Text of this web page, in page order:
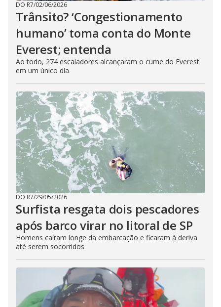
DO R7/02/06/2026
Trânsito? ‘Congestionamento
humano’ toma conta do Monte
Everest; entenda
Ao todo, 274 escaladores alcançaram o cume do Everest
em um único dia
DO R7/29/05/2026
Surfista resgata dois pescadores
após barco virar no litoral de SP
Homens caíram longe da embarcação e ficaram à deriva
até serem socorridos